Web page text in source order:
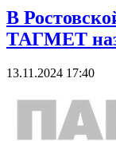
В
ТАГМЕТ
13.11.2024 17:40